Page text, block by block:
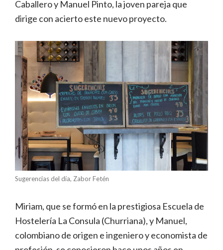
Caballero y Manuel Pinto, la joven pareja que
dirige con acierto este nuevo proyecto.
Sugerencias del día, Zabor Fetén
Miriam, que se formó en la prestigiosa Escuela de
Hostelería La Consula (Churriana), y Manuel,
colombiano de origen e ingeniero y economista de